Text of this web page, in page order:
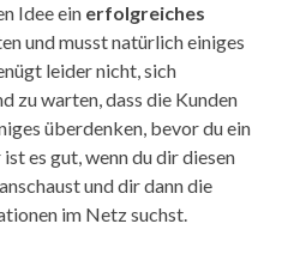
Idee ein erfolgreiches
und musst natürlich einiges
leider nicht, sich
zu warten, dass die Kunden
überdenken, bevor du ein
es gut, wenn du dir diesen
und dir dann die
im Netz suchst.